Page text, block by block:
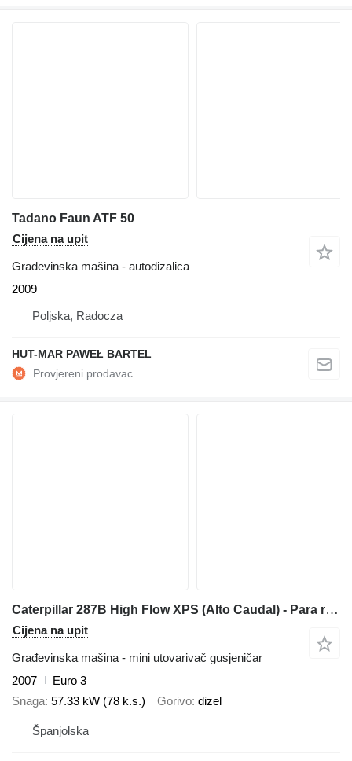
Tadano Faun ATF 50
Cijena na upit
Građevinska mašina - autodizalica
2009
Poljska, Radocza
HUT-MAR PAWEŁ BARTEL
Caterpillar 287B High Flow XPS (Alto Caudal) - Para recolector Oliva / Pista
Cijena na upit
Građevinska mašina - mini utovarivač gusjeničar
2007
Euro 3
Snaga 57.33 kW (78 k.s.) Gorivo dizel
Španjolska